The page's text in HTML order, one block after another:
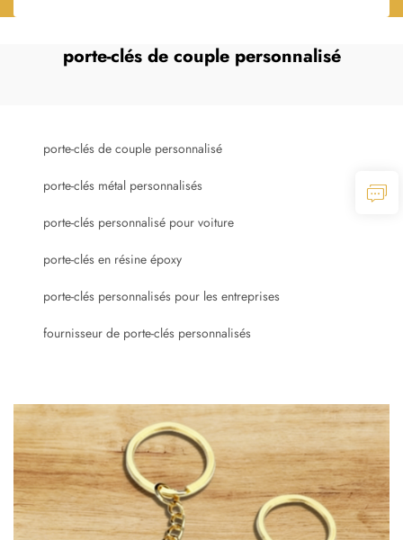
porte-clés de couple personnalisé
porte-clés de couple personnalisé
porte-clés métal personnalisés
porte-clés personnalisé pour voiture
porte-clés en résine époxy
porte-clés personnalisés pour les entreprises
fournisseur de porte-clés personnalisés